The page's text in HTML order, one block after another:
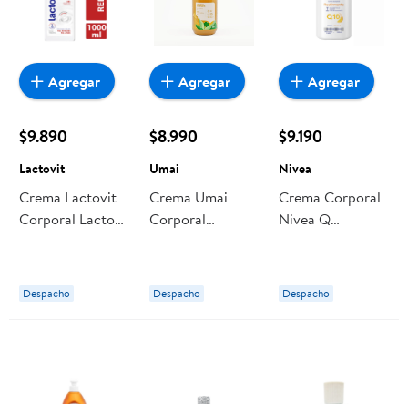
$9.890
Lactovit
Crema Lactovit
Corporal Lacto
Despacho
Agregar
$8.990
Umai
Crema Umai
Corporal
Despacho
Agregar
$9.190
Nivea
Crema Corporal
Nivea Q
Despacho
Agregar